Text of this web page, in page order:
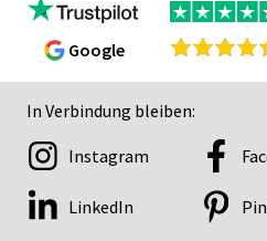
Google
In Verbindung bleiben:
Instagram
LinkedIn